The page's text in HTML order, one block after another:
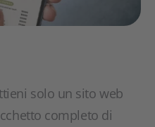
solo un sito web
completo di